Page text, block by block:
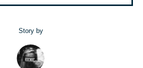
Story by